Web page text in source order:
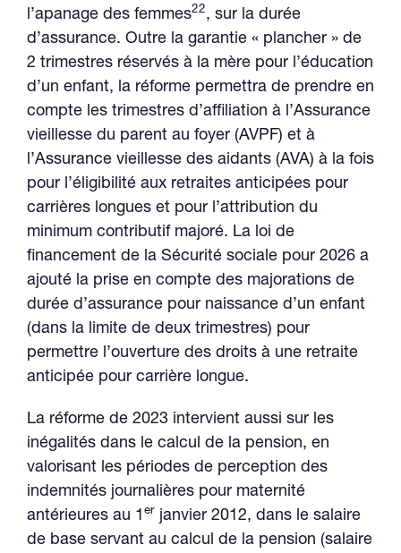
l’apanage des femmes22, sur la durée
d’assurance. Outre la garantie « plancher » de
2 trimestres réservés à la mère pour l’éducation
d’un enfant, la réforme permettra de prendre en
compte les trimestres d’affiliation à l’Assurance
vieillesse du parent au foyer (AVPF) et à
l’Assurance vieillesse des aidants (AVA) à la fois
pour l’éligibilité aux retraites anticipées pour
carrières longues et pour l’attribution du
minimum contributif majoré. La loi de
financement de la Sécurité sociale pour 2026 a
ajouté la prise en compte des majorations de
durée d’assurance pour naissance d’un enfant
(dans la limite de deux trimestres) pour
permettre l’ouverture des droits à une retraite
anticipée pour carrière longue.
La réforme de 2023 intervient aussi sur les
inégalités dans le calcul de la pension, en
valorisant les périodes de perception des
indemnités journalières pour maternité
antérieures au 1 er janvier 2012, dans le salaire
de base servant au calcul de la pension (salaire